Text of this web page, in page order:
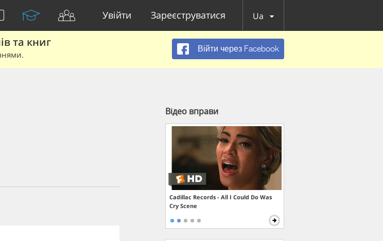
Увійти Зареєструватися Ua
та книг Війти через Facebook
Відео вправи
Cadillac Records - All I Could Do Was
Cry Scene